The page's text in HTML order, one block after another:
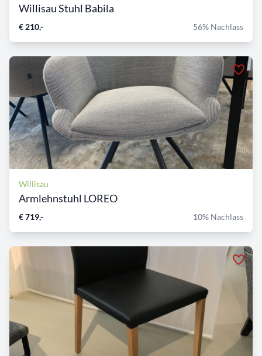
Willisau Stuhl Babila
€ 210,- 56% Nachlass
Willisau
Armlehnstuhl LOREO
€ 719,- 10% Nachlass